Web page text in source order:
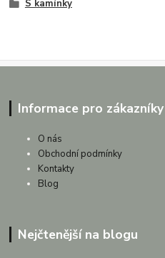
S kamínky
Informace pro zákazníky
O nás
Obchodní podmínky
Kontakty
Blog
Nejčtenější na blogu